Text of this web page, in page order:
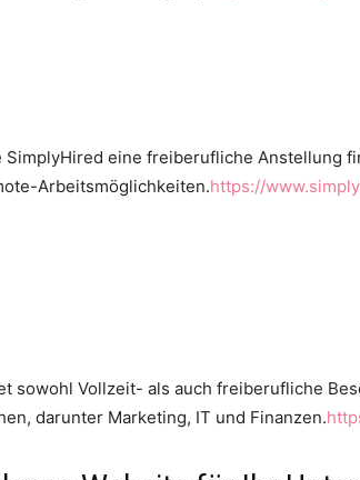
eine freiberufliche Anstellung
Arbeitsmöglichkeiten.https://
sowohl Vollzeit- als auch freiberufliche
darunter Marketing, IT und Finanzen.